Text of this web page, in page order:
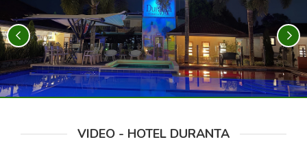
VIDEO - HOTEL DURANTA